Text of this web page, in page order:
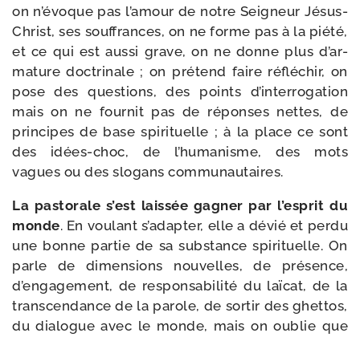
on n’é­voque pas l’a­mour de notre Seigneur Jésus-​
Christ, ses souf­frances, on ne forme pas à la pié­té,
et ce qui est aus­si grave, on ne donne plus d’ar­
ma­ture doc­tri­nale ; on pré­tend faire réflé­chir, on
pose des ques­tions, des points d’in­ter­ro­ga­tion
mais on ne four­nit pas de réponses nettes, de
prin­cipes de base spi­ri­tuelle ; à la place ce sont
des idées-​choc, de l’hu­ma­nisme, des mots
vagues ou des slo­gans communautaires.
La pas­to­rale s’est lais­sée gagner par l’es­prit du
monde. En vou­lant s’a­dap­ter, elle a dévié et per­du
une bonne par­tie de sa sub­stance spi­ri­tuelle. On
parle de dimen­sions nou­velles, de pré­sence,
d’en­ga­ge­ment, de res­pon­sa­bi­li­té du laï­cat, de la
trans­cen­dance de la parole, de sor­tir des ghet­tos,
du dia­logue avec le monde, mais on oublie que